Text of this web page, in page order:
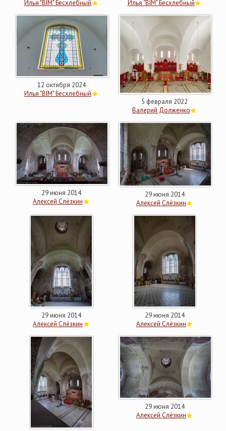
Илья "BIM" Бесхлебный
Илья "BIM" Бесхлебный
12 октября 2024
Илья "BIM" Бесхлебный
5 февраля 2022
Валерий Долженко
29 июня 2014
Алексей Слёзкин
29 июня 2014
Алексей Слёзкин
29 июня 2014
Алексей Слёзкин
29 июня 2014
Алексей Слёзкин
29 июня 2014
Алексей Слёзкин